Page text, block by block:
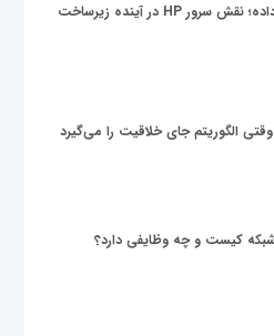
زیر پوست دنیای داده؛ نقش سرور HP در آینده زیرساخت
الگوریتم جای خلاقیت را می‌گیرد
کیست و چه وظایفی دارد؟